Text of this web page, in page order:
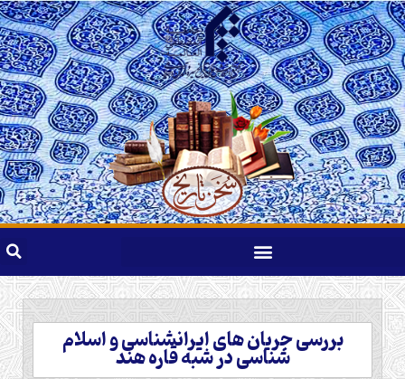
بررسی جریان‌ های ایرانشناسی و اسلام
‌شناسی در شبه ‌قاره هند